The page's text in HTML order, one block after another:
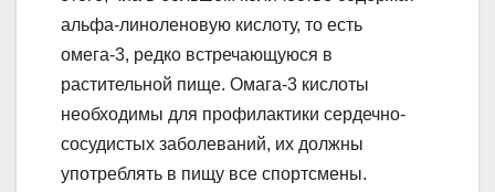
альфа-линоленовую кислоту, то есть
омега-3, редко встречающуюся в
растительной пище. Омага-3 кислоты
необходимы для профилактики сердечно-
сосудистых заболеваний, их должны
употреблять в пищу все спортсмены.